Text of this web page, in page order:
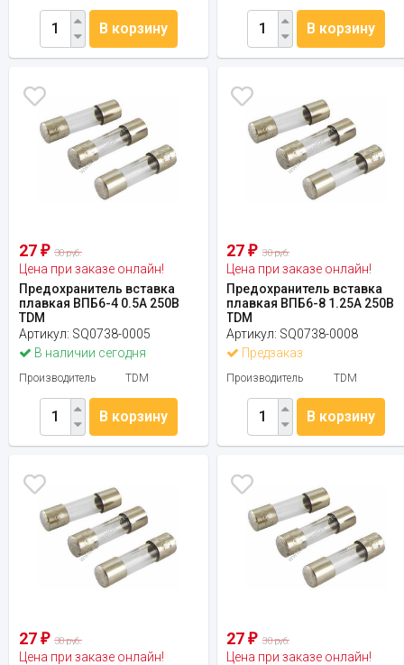
В корзину В корзину
27 ₽ 30 руб.
Цена при заказе онлайн!
Предохранитель вставка
плавкая ВПБ6-4 0.5А 250В
TDM
Артикул: SQ0738-0005
В наличии сегодня
Производитель TDM
В корзину
27₽ 30 руб.
Цена при заказе онлайн!
Предохранитель вставка
плавкая ВПБ6-8 1.25А 250В
TDM
Артикул: SQ0738-0008
Предзаказ
Производитель TDM
В корзину
27 ₽ 30 руб.
Цена при заказе онлайн!
27₽ 30 руб.
Цена при заказе онлайн!